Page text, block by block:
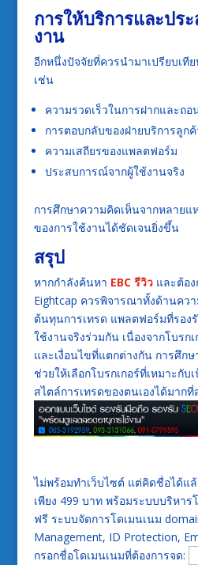
การให้บริการและปร
งาน
อีกหนึ่งปัจจัยที่ควรนำมาเปรียบเที
เช่น
ความรวดเร็วในการฝากและถอ
การตอบกลับของฝ่ายบริการลูกค้
ความเสถียรของแพลตฟอร์ม
ประสบการณ์จากผู้ใช้งานจริง
การศึกษาความคิดเห็นจากหลายแ
ของการใช้งานได้ชัดเจนยิ่งขึ้น
สรุป
หากกำลังค้นหา EBC รีวิวและต้อง
Eightcap ควรพิจารณาทั้งด้านคว
ต้นทุนการเทรด แพลตฟอร์มที่รอ
ใช้งานจริงร่วมกัน เนื่องจากโบรก
และเงื่อนไขที่แตกต่างกัน การศึก
ช่วยให้เลือกโบรกเกอร์ที่เหมาะกั
สไตล์การเทรดของตนเองได้มากที่
ไม่พร้อมทำเว็บไซต์ แต่คิดชื่อได้แ
เพียง 499 บาท พร้อมระบบบริหาร
ฟรี ระบบจัดการโดเมนเนม
Management, ID Protection,
กรอกชื่อโดเมนเนมที่ต้องการจด: